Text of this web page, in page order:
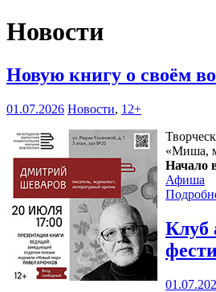
Новости
Новую книгу о своём
01.07.2026 Новости, 12+
«Миша,
Начало
Афиша
Клуб